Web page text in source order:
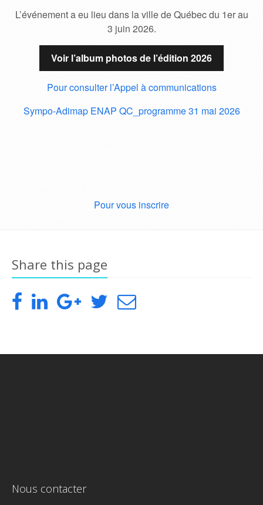
L’événement a eu lieu dans la ville de Québec du 1er au
3 juin 2026.
Voir l’album photos de l’édition 2026
Pour consulter l’Appel à communications
Sympo-Adimap ENAP QC_programme 31 mai 2026
Pour vous inscrire
Share this page
Nous contacter